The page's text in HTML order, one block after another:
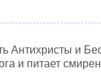
Антихристы и
и питает